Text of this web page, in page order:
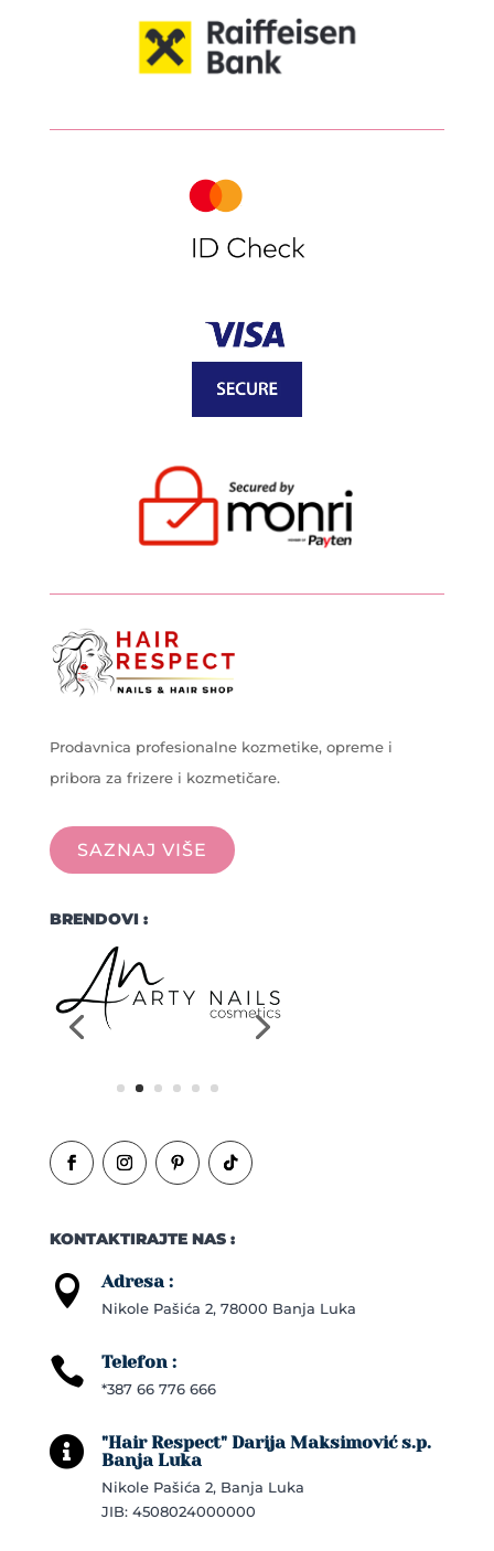
Prodavnica profesionalne kozmetike, opreme i
pribora za frizere i kozmetičare.
SAZNAJ VIŠE
BRENDOVI :
KONTAKTIRAJTE NAS :
 Adresa :
Nikole Pašića 2, 78000 Banja Luka
 Telefon :
*387 66 776 666

"Hair Respect" Darija Maksimović s.p.
Banja Luka
Nikole Pašića 2, Banja Luka
JIB: 4508024000000